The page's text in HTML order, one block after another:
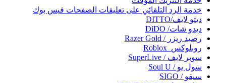
خدمة الرد التلقائي على تعليقات الصفحات فيس بوك
ديتو لايف/DITTO
ديدو شات/ DiDO
رصيد ريزر / Razer Gold
روبلوكس_Roblox
سوبر لايف / SuperLive
سول يو / Soul U
سيقو / SIGO